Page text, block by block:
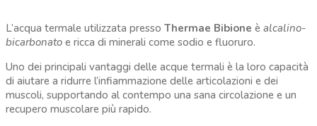
L’acqua termale utilizzata presso Thermae Bibione è alcalino-
bicarbonato e ricca di minerali come sodio e fluoruro.
Uno dei principali vantaggi delle acque termali è la loro capacità
di aiutare a ridurre l’infiammazione delle articolazioni e dei
muscoli, supportando al contempo una sana circolazione e un
recupero muscolare più rapido.